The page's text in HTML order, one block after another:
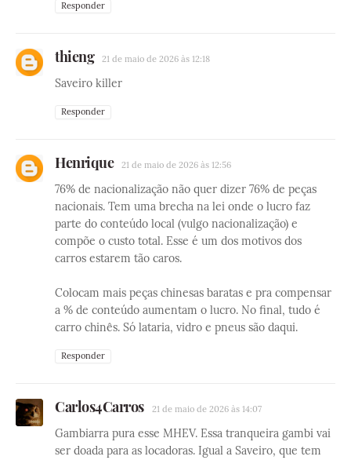
Responder
thieng 21 de maio de 2026 às 12:18
Saveiro killer
Responder
Henrique 21 de maio de 2026 às 12:56
76% de nacionalização não quer dizer 76% de peças
nacionais. Tem uma brecha na lei onde o lucro faz
parte do conteúdo local (vulgo nacionalização) e
compõe o custo total. Esse é um dos motivos dos
carros estarem tão caros.
Colocam mais peças chinesas baratas e pra compensar
a % de conteúdo aumentam o lucro. No final, tudo é
carro chinês. Só lataria, vidro e pneus são daqui.
Responder
Carlos4Carros 21 de maio de 2026 às 14:07
Gambiarra pura esse MHEV. Essa tranqueira gambi vai
ser doada para as locadoras. Igual a Saveiro, que tem